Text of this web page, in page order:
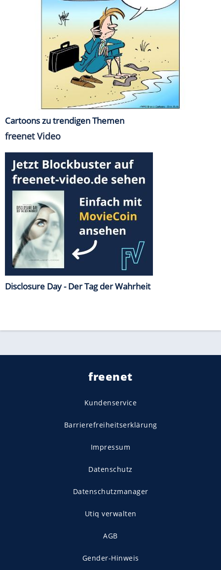
Cartoons zu trendigen Themen
freenet Video
Disclosure Day - Der Tag der Wahrheit
freenet
Kundenservice
Barrierefreiheitserklärung
Impressum
Datenschutz
Datenschutzmanager
Utiq verwalten
AGB
Gender-Hinweis